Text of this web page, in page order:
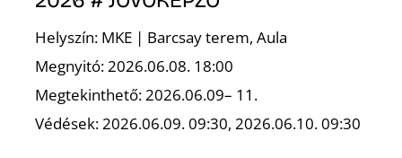
Helyszín: MKE | Barcsay terem, Aula
Megnyitó: 2026.06.08. 18:00
Megtekinthető: 2026.06.09– 11.
Védések: 2026.06.09. 09:30, 2026.06.10. 09:30